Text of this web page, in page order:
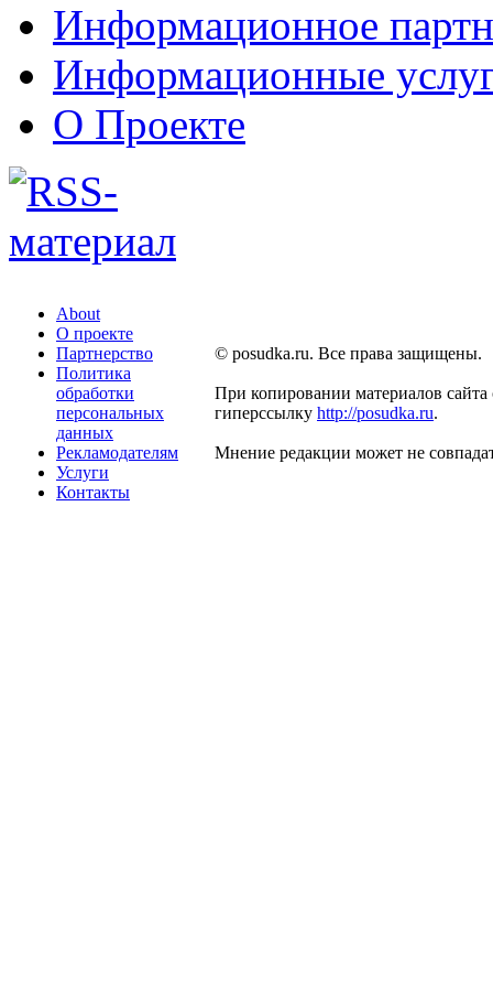
Информационное
Информационные
О Проекте
About
О проекте
Партнерство
Политика
обработки
персональных
данных
Рекламодателям
Услуги
Контакты
© posudka.ru. Все права защищены.
При копировании материалов сайта
гиперссылку http://posudka.ru.
Мнение редакции может не